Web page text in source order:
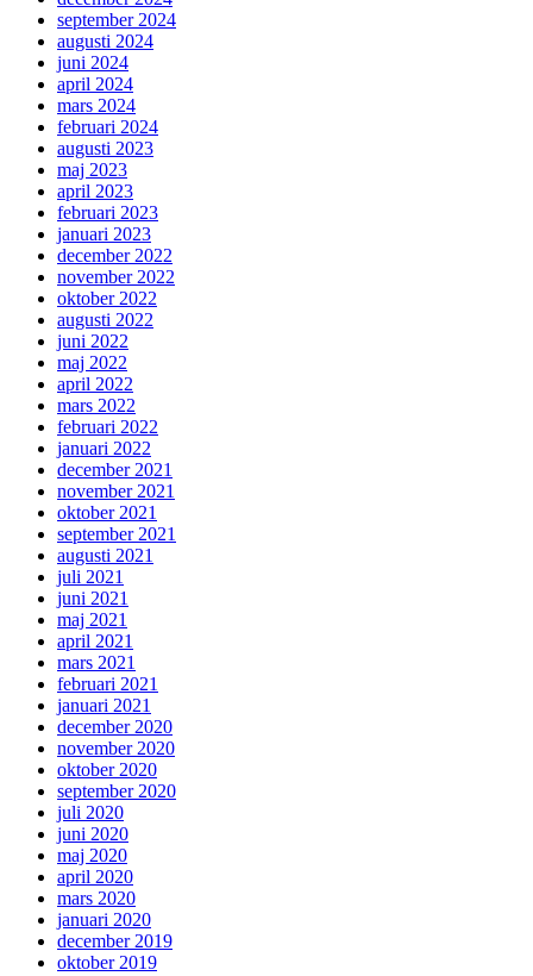
september 2024
augusti 2024
juni 2024
april 2024
mars 2024
februari 2024
augusti 2023
maj 2023
april 2023
februari 2023
januari 2023
december 2022
november 2022
oktober 2022
augusti 2022
juni 2022
maj 2022
april 2022
mars 2022
februari 2022
januari 2022
december 2021
november 2021
oktober 2021
september 2021
augusti 2021
juli 2021
juni 2021
maj 2021
april 2021
mars 2021
februari 2021
januari 2021
december 2020
november 2020
oktober 2020
september 2020
juli 2020
juni 2020
maj 2020
april 2020
mars 2020
januari 2020
december 2019
oktober 2019